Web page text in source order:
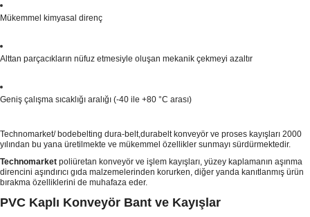
Mükemmel kimyasal direnç
Alttan parçacıkların nüfuz etmesiyle oluşan mekanik çekmeyi azaltır
Geniş çalışma sıcaklığı aralığı (-40 ile +80 °C arası)
Technomarket/ bodebelting dura-belt,durabelt konveyör ve proses kayışları 2000
yılından bu yana üretilmekte ve mükemmel özellikler sunmayı sürdürmektedir.
Technomarket poliüretan konveyör ve işlem kayışları, yüzey kaplamanın aşınma
direncini aşındırıcı gıda malzemelerinden korurken, diğer yanda kanıtlanmış ürün
bırakma özelliklerini de muhafaza eder.
PVC Kaplı Konveyör Bant ve Kayışlar